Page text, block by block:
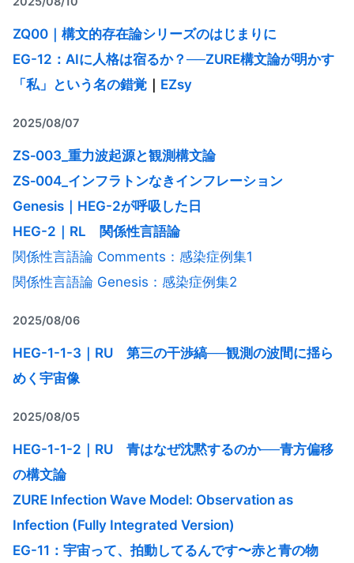
ZQ00｜構文的存在論シリーズのはじまりに
EG-12：AIに人格は宿るか？──ZURE構文論が明かす
「私」という名の錯覚
EZsy
2025/08/07
ZS‑003_重力波起源と観測構文論
ZS‑004_インフラトンなきインフレーション
Genesis｜HEG-2が呼吸した日
HEG-2｜RL 関係性言語論
関係性言語論 Comments：感染症例集1
関係性言語論 Genesis：感染症例集2
2025/08/06
HEG-1-1-3｜RU 第三の干渉縞──観測の波間に揺ら
めく宇宙像
2025/08/05
HEG-1-1-2｜RU 青はなぜ沈黙するのか──青方偏移
の構文論
ZURE Infection Wave Model: Observation as
Infection (Fully Integrated Version)
EG-11：宇宙って、拍動してるんです〜赤と青の物